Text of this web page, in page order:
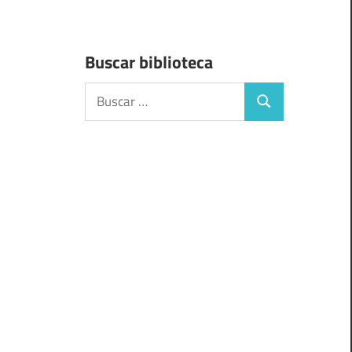
Buscar biblioteca
Buscar:
Buscar